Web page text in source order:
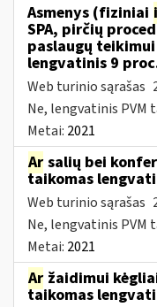
Asmenys (fiziniai
SPA, pirčių
paslaugų
lengvatinis 9
Web turinio sąrašas
Ne, lengvatinis PVM
Metai: 2021
Ar salių bei
taikomas
Web turinio sąrašas
Ne, lengvatinis PVM
Metai: 2021
Ar žaidimui
taikomas